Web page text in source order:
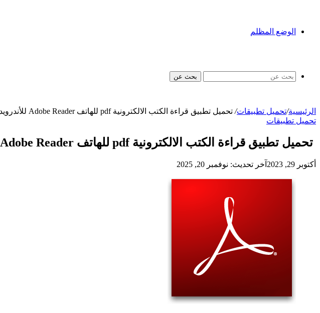
الوضع المظلم
بحث عن
الرئيسية/تحميل تطبيقات/ تحميل تطبيق قراءة الكتب الالكترونية pdf للهاتف Adobe Reader للأندرويد والآيفون
تحميل تطبيقات
تحميل تطبيق قراءة الكتب الالكترونية pdf للهاتف Adobe Reader للأندرويد والآيفون
أكتوبر 29, 2023 آخر تحديث: نوفمبر 20, 2025